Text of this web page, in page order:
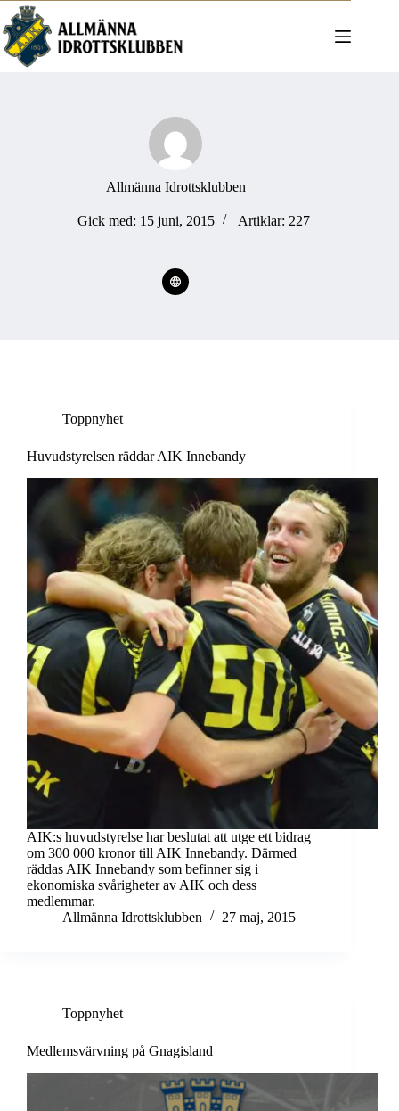
Hoppa
till
innehåll
Allmänna Idrottsklubben
Gick med: 15 juni, 2015 Artiklar: 227
Toppnyhet
Huvudstyrelsen räddar AIK Innebandy
AIK:s huvudstyrelse har beslutat att utge ett bidrag
om 300 000 kronor till AIK Innebandy. Därmed
räddas AIK Innebandy som befinner sig i
ekonomiska svårigheter av AIK och dess
medlemmar.
Allmänna Idrottsklubben
27 maj, 2015
Toppnyhet
Medlemsvärvning på Gnagisland